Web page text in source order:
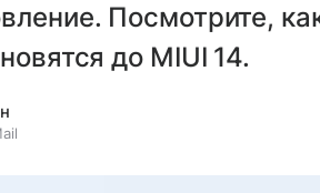
Посмотрите,
до MIUI 14.